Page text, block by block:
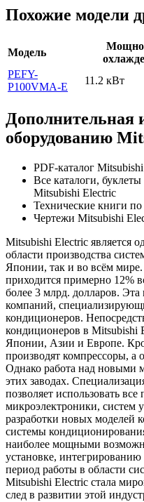
Похожие модели
Модель
PEFY-
P100VMA-E
11.2 кВт
Дополнительная
оборудованию
PDF-каталог
Все каталоги,
Mitsubishi Electric
Технические книги
Чертежи Mitsubishi
Mitsubishi Electric является
области производства
Японии, так и во всём мире.
приходится примерно 12%
более 3 млрд. долларов.
компаний,
кондиционеров.
кондиционеров в Mitsubishi
Японии, Азии и Европе.
производят компрессоры, а
Однако работа над новыми
этих заводах.
позволяет использовать
микроэлектроники, систем
разработки новых моделей
системы
наиболее мощными
установке, интегрированию
период работы в области
Mitsubishi Electric стала
след в развитии этой